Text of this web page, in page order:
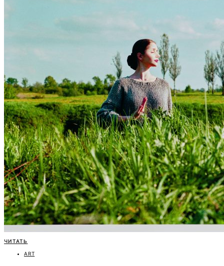
ЧИТАТЬ
ART